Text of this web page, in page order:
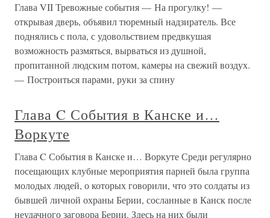
Глава VII Тревожные события — На прогулку! —
открывая дверь, объявил тюремный надзиратель. Все
поднялись с пола, с удовольствием предвкушая
возможность размяться, вырваться из душной,
пропитанной людским потом, камеры на свежий воздух.
— Построиться парами, руки за спину
Глава C События в Канске и…
Воркуте
Глава C События в Канске и… Воркуте Среди регулярно
посещающих клубные мероприятия парней была группа
молодых людей, о которых говорили, что это солдаты из
бывшей личной охраны Берии, сосланные в Канск после
неудачного заговора Берии. Здесь на них были